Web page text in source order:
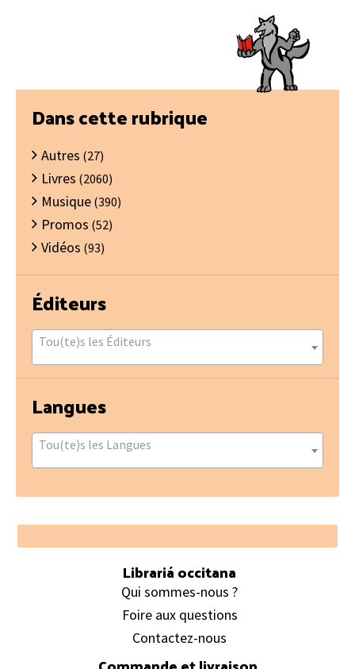
Barre
latérale
principale
Dans cette rubrique
Autres (27)
Livres (2060)
Musique (390)
Promos (52)
Vidéos (93)
Éditeurs
Tou(te)s les Éditeurs
Langues
Tou(te)s les Langues
Footer
Librariá occitana
Qui sommes-nous ?
Foire aux questions
Contactez-nous